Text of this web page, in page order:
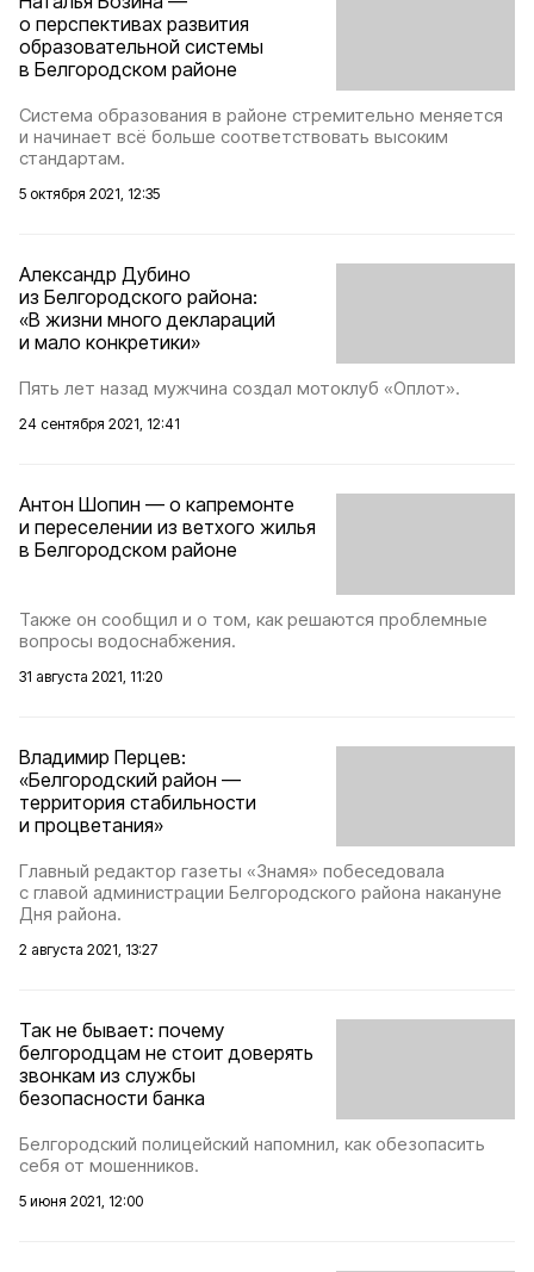
о перспективах развития
образовательной системы
в Белгородском районе
Система образования в районе стремительно меняется
и начинает всё больше соответствовать высоким
стандартам.
5 октября 2021, 12:35
Александр Дубино
из Белгородского района:
«В жизни много деклараций
и мало конкретики»
Пять лет назад мужчина создал мотоклуб «Оплот».
24 сентября 2021, 12:41
Антон Шопин — о капремонте
и переселении из ветхого жилья
в Белгородском районе
Также он сообщил и о том, как решаются проблемные
вопросы водоснабжения.
31 августа 2021, 11:20
Владимир Перцев:
«Белгородский район —
территория стабильности
и процветания»
Главный редактор газеты «Знамя» побеседовала
с главой администрации Белгородского района накануне
Дня района.
2 августа 2021, 13:27
Так не бывает: почему
белгородцам не стоит доверять
звонкам из службы
безопасности банка
Белгородский полицейский напомнил, как обезопасить
себя от мошенников.
5 июня 2021, 12:00